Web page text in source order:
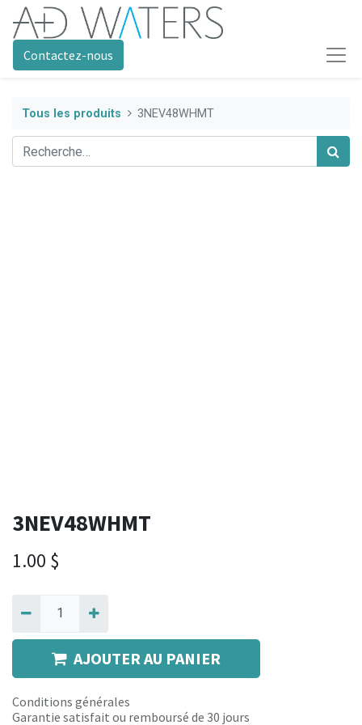
Contactez-nous
Tous les produits 3NEV48WHMT
3NEV48WHMT
1.00 $
AJOUTER AU PANIER
Conditions générales
Garantie satisfait ou remboursé de 30 jours